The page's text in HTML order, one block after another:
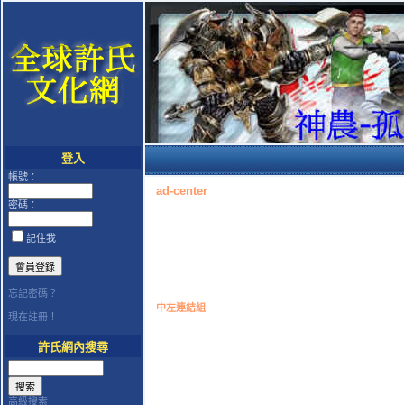
登入
帳號：
密碼：
記住我
忘記密碼？
現在註冊！
許氏網內搜尋
高級搜索
ad-center
中左連結組